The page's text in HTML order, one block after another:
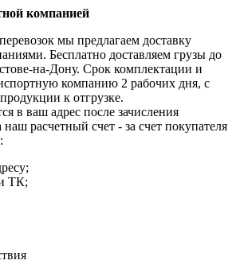
компанией
мы предлагаем доставку
Бесплатно доставляем грузы до
на-Дону. Срок комплектации и
компанию 2 рабочих дня, с
к отгрузке.
в ваш адрес после зачисления
расчетный счет - за счет покупателя
ТК;